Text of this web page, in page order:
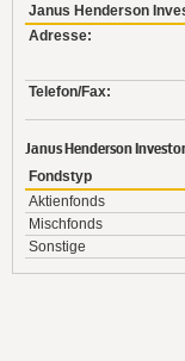
Janus Henderson
Adresse:
Telefon/Fax:
Janus Henderson
Fondstyp
Aktienfonds
Mischfonds
Sonstige